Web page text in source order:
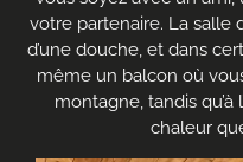
votre partenaire. La salle
d’une douche, et dans
même un balcon où
montagne, tandis qu’à
chaleur